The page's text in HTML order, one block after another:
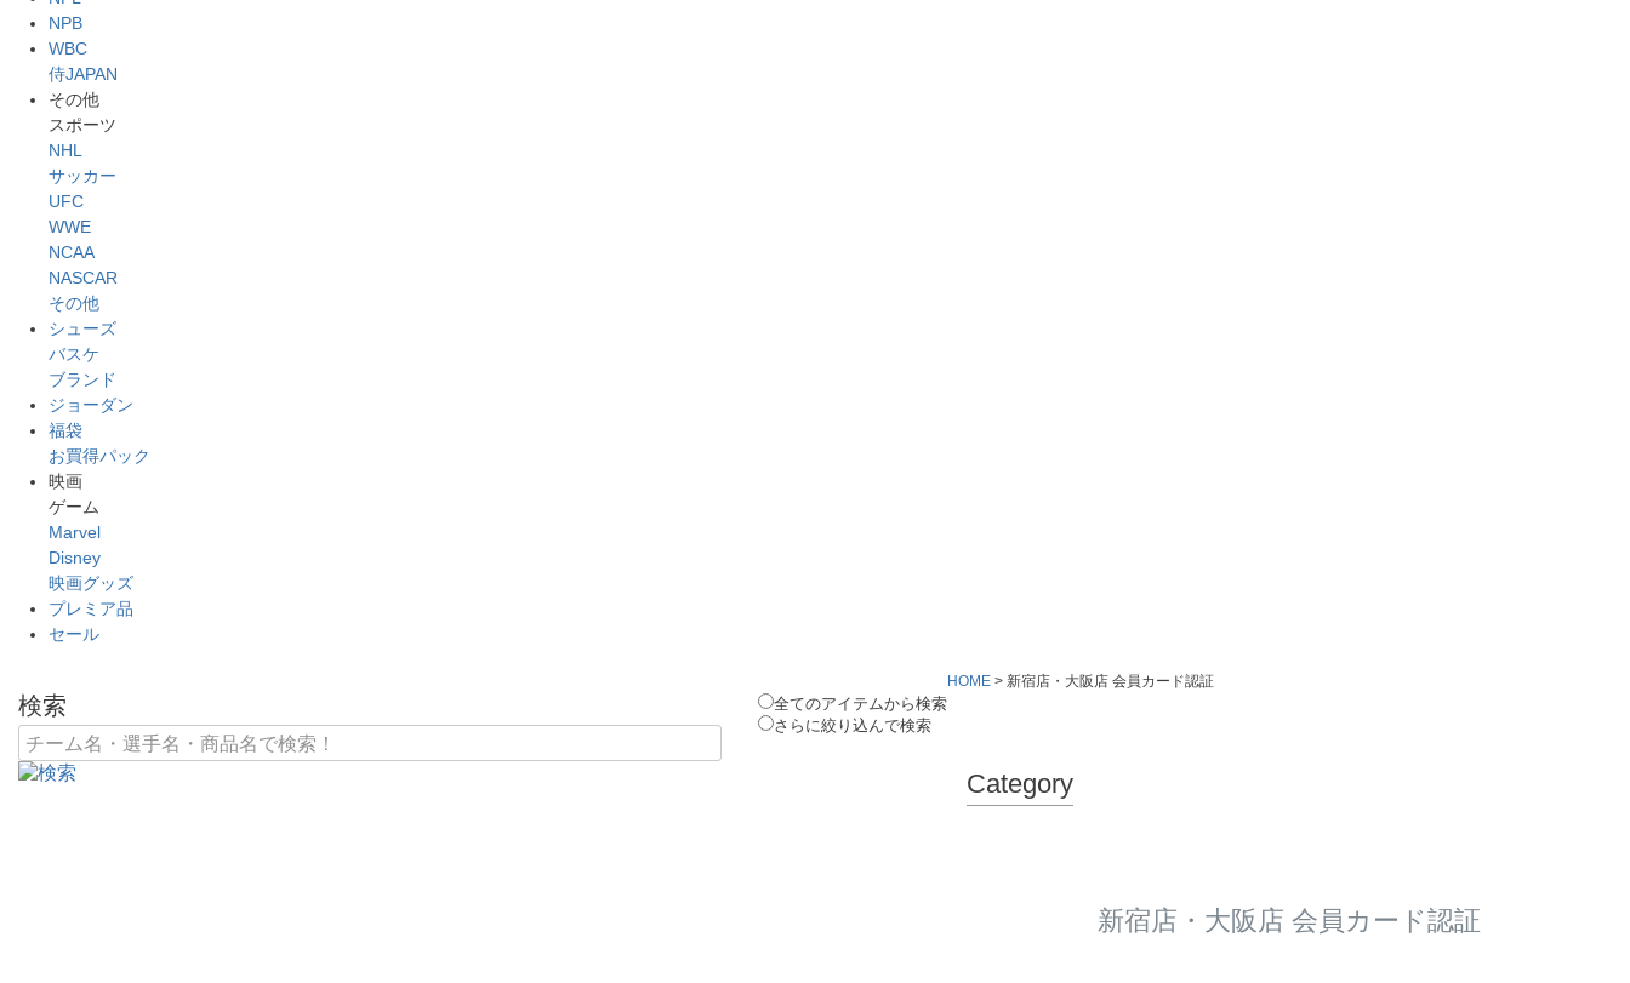
NPB
WBC
侍JAPAN
その他
スポーツ
NHL
サッカー
UFC
WWE
NCAA
NASCAR
その他
シューズ
バスケ
ブランド
ジョーダン
福袋
お買得パック
映画
ゲーム
Marvel
Disney
映画グッズ
プレミア品
セール
検索
全てのアイテムから検索
さらに絞り込んで検索
HOME 新宿店・大阪店 会員カード認証
Category
新宿店・大阪店 会員カード認証